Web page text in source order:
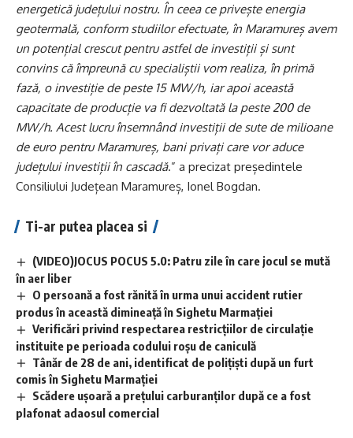
energetică județului nostru. În ceea ce privește energia
geotermală, conform studiilor efectuate, în Maramureș avem
un potențial crescut pentru astfel de investiții și sunt
convins că împreună cu specialiștii vom realiza, în primă
fază, o investiție de peste 15 MW/h, iar apoi această
capacitate de producție va fi dezvoltată la peste 200 de
MW/h. Acest lucru însemnând investiții de sute de milioane
de euro pentru Maramureș, bani privați care vor aduce
județului investiții în cascadă.” a precizat președintele
Consiliului Județean Maramureș, Ionel Bogdan.
Ti-ar putea placea si
(VIDEO)JOCUS POCUS 5.0: Patru zile în care jocul se mută
în aer liber
O persoană a fost rănită în urma unui accident rutier
produs în această dimineață în Sighetu Marmației
Verificări privind respectarea restricțiilor de circulație
instituite pe perioada codului roșu de caniculă
Tânăr de 28 de ani, identificat de polițiști după un furt
comis în Sighetu Marmației
Scădere ușoară a prețului carburanților după ce a fost
plafonat adaosul comercial